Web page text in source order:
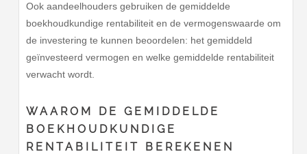
Ook aandeelhouders gebruiken de gemiddelde
boekhoudkundige rentabiliteit en de vermogenswaarde om
de investering te kunnen beoordelen: het gemiddeld
geïnvesteerd vermogen en welke gemiddelde rentabiliteit
verwacht wordt.
WAAROM DE GEMIDDELDE
BOEKHOUDKUNDIGE
RENTABILITEIT BEREKENEN